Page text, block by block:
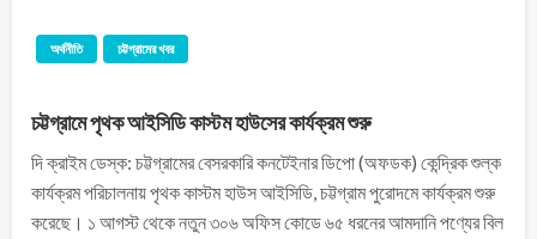
অর্থনীতি চট্টগ্রামের খবর
চট্টগ্রামে পৃথক আইসিডি কাস্টম হাউসের কার্যক্রম শুরু
দি ক্রাইম ডেস্ক: চট্টগ্রামের বেসরকারি কনটেইনার ডিপো (অফডক) কেন্দ্রিক শুল্ক
কার্যক্রম পরিচালনায় পৃথক কাস্টম হাউস আইসিডি, চট্টগ্রাম পুরোদমে কার্যক্রম শুরু
করেছে। ১ আগস্ট থেকে নতুন ৩০৬ অফিস কোডে ৬৫ ধরনের আমদানি পণ্যের বিল